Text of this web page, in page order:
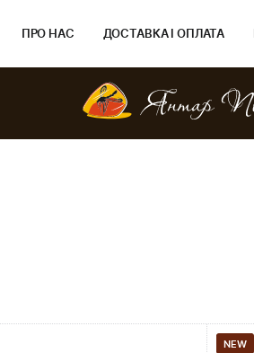
ПРО НАС ДОСТАВКА І ОПЛАТА
NEW